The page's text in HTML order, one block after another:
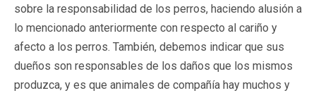
sobre la responsabilidad de los perros, haciendo alusión a
lo mencionado anteriormente con respecto al cariño y
afecto a los perros. También, debemos indicar que sus
dueños son responsables de los daños que los mismos
produzca, y es que animales de compañía hay muchos y